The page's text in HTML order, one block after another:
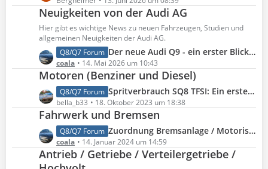
t
z
t
e
B
e
t
r
ä
g
e
Neuigkeiten von der Audi AG
Hier gibt es wichtige News zu neuen Fahrzeugen, Studien und
allgemeinen Neuigkeiten der Audi AG.
L
e
t
z
t
e
e
i
t
Q8/Q7 Forum Der neue Audi Q9 - ein erster Blick in den Innenraum
coala 14. Mai 2026 um 10:43
Motoren (Benziner und Diesel)
L
e
t
z
t
e
B
Q8/Q7 Forum Spritverbrauch SQ8 TFSI: Ein erstes Resümee nach 4.400 km
bella_b33 18. Oktober 2023 um 18:38
Fahrwerk und Bremsen
L
e
t
z
Q8/Q7 Forum Zuordnung Bremsanlage / Motorisierung: Welche Bremsanlagen gibt es beim Audi Q8 / Q7
coala 14. Januar 2024 um 14:59
Antrieb / Getriebe / Verteilergetriebe /